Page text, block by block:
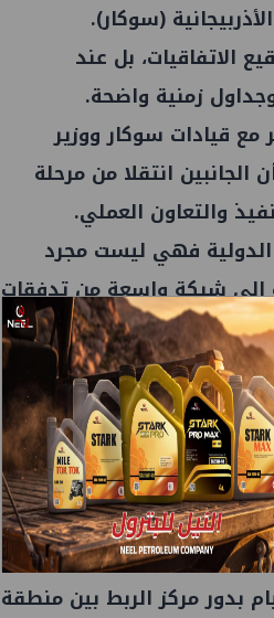
(سوكار).
الاتفاقيات، بل عند
زمنية واضحة.
مع قيادات سوكار ووزير
انتقلا من مرحلة
والتعاون العملي.
الدولية فهي ليست مجرد
إلى شبكة واسعة من تدفقات
حتى الأسواق الأوروبية
متراكمة في أنشطة
تسييل الغاز وتكرير
عن موقع جغرافي فريد يؤهلها
والغرب.
خلال الجلسة الوزارية
بدور مركز الربط بين منطقة
أوبك+ يتفق على زيادة طفيفة في
النفط خلال سبتمبر